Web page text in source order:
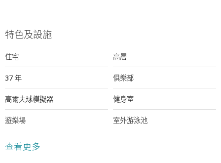
特色及設施
住宅 高層
37 年 俱樂部
高爾夫球模擬器 健身室
遊樂場 室外游泳池
24小時保安
查看更多